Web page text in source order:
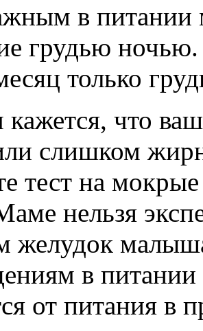
в питании
грудью
только
кажется, что
слишком
тест на
нельзя
желудок
в
от питания в